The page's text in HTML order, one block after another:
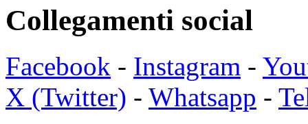
Collegamenti social
Facebook - Instagram -
X (Twitter) - Whatsapp -